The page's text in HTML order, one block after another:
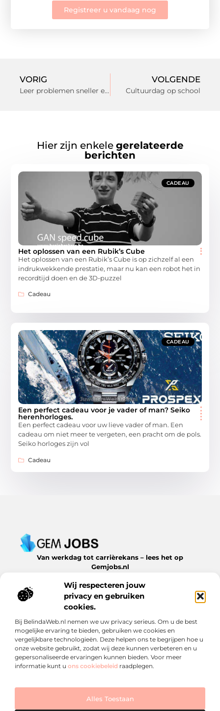
Wij respecteren jouw
privacy en gebruiken
cookies.
Bij BelindaWeb.nl nemen we uw privacy serieus. Om u de best
mogelijke ervaring te bieden, gebruiken we cookies en
vergelijkbare technologieën. Deze helpen ons te begrijpen hoe u
onze website gebruikt, zodat wij deze kunnen verbeteren en u
gepersonaliseerde ervaringen kunnen bieden. Voor meer
informatie kunt u ons cookiebeleid raadplegen.
Alles Toestaan
Registreer u vandaag nog
VORIG
Leer problemen sneller en efficiënter op te lossen
VOLGENDE
Cultuurdag op school
Hier zijn enkele gerelateerde
berichten
CADEAU
Het oplossen van een Rubik’s Cube
Het oplossen van een Rubik’s Cube is op zichzelf al een
indrukwekkende prestatie, maar nu kan een robot het in
recordtijd doen en de 3D-puzzel
Cadeau
CADEAU
Een perfect cadeau voor je vader of man? Seiko
herenhorloges.
Een perfect cadeau voor uw lieve vader of man. Een
cadeau om niet meer te vergeten, een pracht om de pols.
Seiko horloges zijn vol
Cadeau
Van werkdag tot carrièrekans – lees het op
Gemjobs.nl
arbeidsmarkt en jouw loopbaan te bieden hebben.
Bericht categorie
Onze informatie